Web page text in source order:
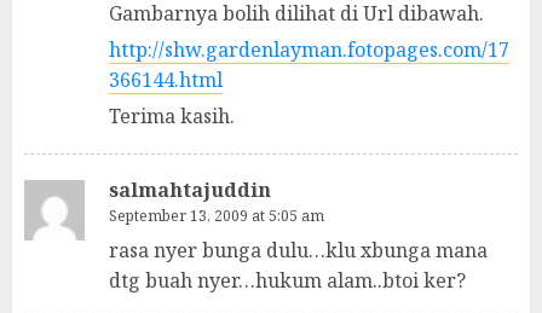
Gambarnya bolih dilihat di Url dibawah.
http://shw.gardenlayman.fotopages.com/17
366144.html
Terima kasih.
salmahtajuddin
September 13, 2009 at 5:05 am
rasa nyer bunga dulu…klu xbunga mana
dtg buah nyer…hukum alam..btoi ker?